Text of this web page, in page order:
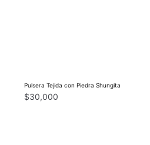
Pulsera Tejida con Piedra Shungita
$30,000